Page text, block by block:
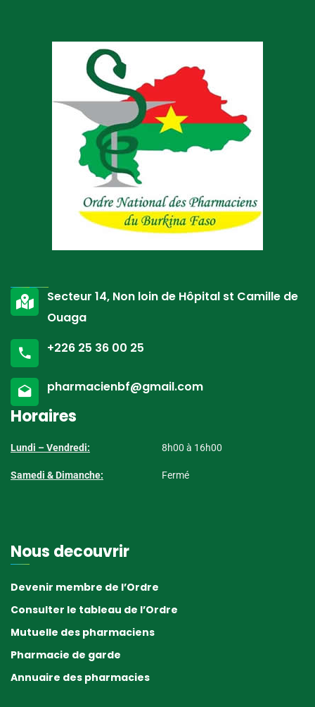
Secteur 14, Non loin de Hôpital st Camille de
Ouaga
+226 25 36 00 25
pharmacienbf@gmail.com
Horaires
Lundi – Vendredi:
Samedi & Dimanche:
8h00 à 16h00
Fermé
Nous decouvrir
Devenir membre de l’Ordre
Consulter le tableau de l’Ordre
Mutuelle des pharmaciens
Pharmacie de garde
Annuaire des pharmacies